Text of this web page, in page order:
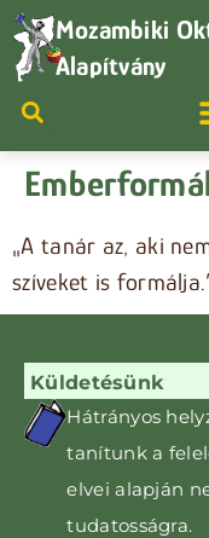
Mozambiki
Alapítvány
„A tanár az, aki
szíveket is
Küldetésünk
Hátrányos
tanítunk a
elvei alapján
tudatosságra.